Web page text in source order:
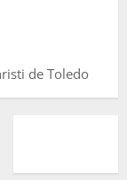
de Toledo